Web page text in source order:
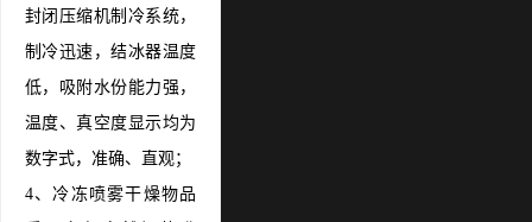
封闭压缩机制冷系统，
制冷迅速，结冰器温度
低，吸附水份能力强，
温度、真空度显示均为
数字式，准确、直观；
4、冷冻喷雾干燥物品